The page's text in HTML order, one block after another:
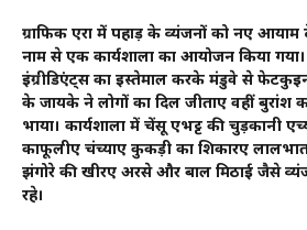
ग्राफिक एरा में पहाड़ के व्यंजनों को नए
नाम से एक कार्यशाला का आयोजन किया गया।
इंग्रीडिएंट्स का इस्तेमाल करके मंडुवे से फेटकुइन
के जायके ने लोगों का दिल जीताए वहीं
भाया। कार्यशाला में चेंसू एभट्ट की चुड़कानी
काफूलीए चंच्याए कुकड़ी का शिकारए
झंगोरे की खीरए अरसे और बाल मिठाई जैसे
रहे।